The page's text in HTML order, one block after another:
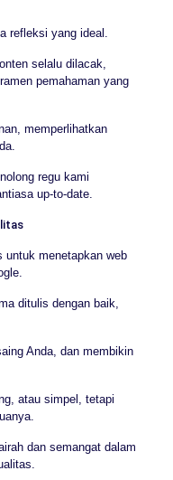
refleksi yang ideal.
selalu dilacak,
pemahaman yang
memperlihatkan
regu kami
up-to-date.
untuk menetapkan web
ditulis dengan baik,
Anda, dan membikin
atau simpel, tetapi
dan semangat dalam